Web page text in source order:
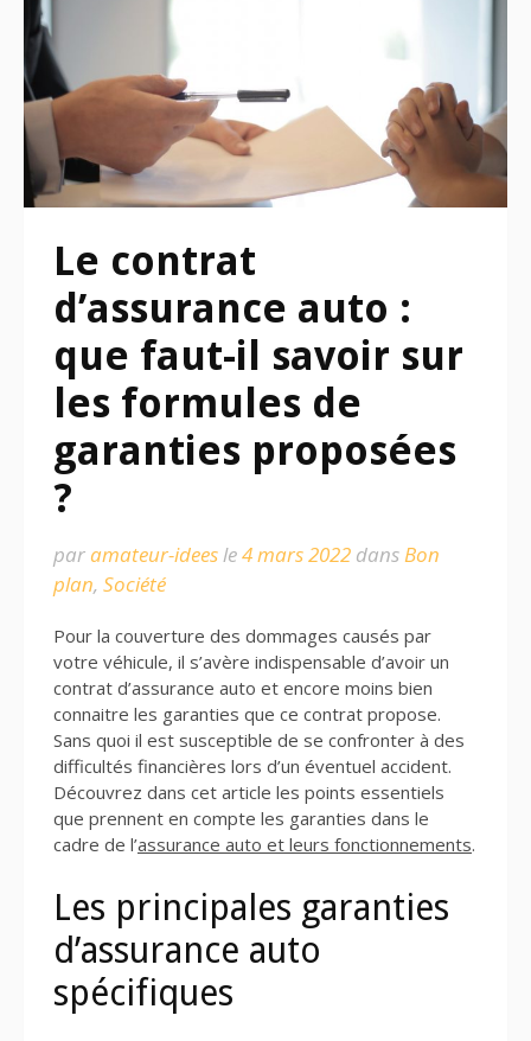
Le contrat
d’assurance auto :
que faut-il savoir sur
les formules de
garanties proposées
?
paramateur-ideesle4 mars 2022 dansBon
plan, Société
Pour la couverture des dommages causés par
votre véhicule, il s’avère indispensable d’avoir un
contrat d’assurance auto et encore moins bien
connaitre les garanties que ce contrat propose.
Sans quoi il est susceptible de se confronter à des
difficultés financières lors d’un éventuel accident.
Découvrez dans cet article les points essentiels
que prennent en compte les garanties dans le
cadre de l’assurance auto et leurs fonctionnements.
Les principales garanties
d’assurance auto
spécifiques